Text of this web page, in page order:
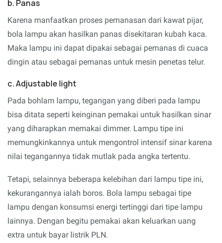
b. Panas
Karena manfaatkan proses pemanasan dari kawat pijar,
bola lampu akan hasilkan panas disekitaran kubah kaca.
Maka lampu ini dapat dipakai sebagai pemanas di cuaca
dingin atau sebagai pemanas untuk mesin penetas telur.
c. Adjustable light
Pada bohlam lampu, tegangan yang diberi pada lampu
bisa ditata seperti keinginan pemakai untuk hasilkan sinar
yang diharapkan memakai dimmer. Lampu tipe ini
memungkinkannya untuk mengontrol intensif sinar karena
nilai tegangannya tidak mutlak pada angka tertentu.
Tetapi, selainnya beberapa kelebihan dari lampu tipe ini,
kekurangannya ialah boros. Bola lampu sebagai tipe
lampu dengan konsumsi energi tertinggi dari tipe lampu
lainnya. Dengan begitu pemakai akan keluarkan uang
extra untuk bayar listrik PLN.